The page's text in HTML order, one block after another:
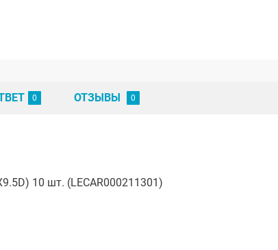
ОТЗЫВЫ
10 шт. (LECAR000211301)